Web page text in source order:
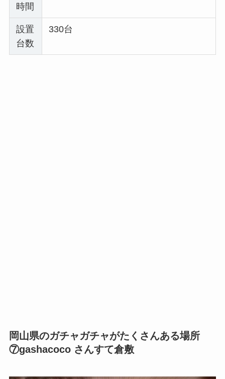
時間
設置
台数
330台
岡山県のガチャガチャがたくさんある場所
⑦gashacoco さんすて倉敷